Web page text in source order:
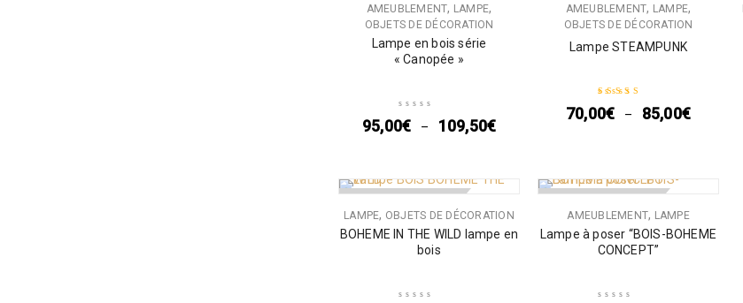
AMEUBLEMENT, LAMPE,
OBJETS DE DÉCORATION
Lampe en bois série
« Canopée »
95,00€ – 109,50€
AMEUBLEMENT, LAMPE,
OBJETS DE DÉCORATION
Lampe STEAMPUNK
Note 5.00 sur 5
70,00€ – 85,00€
LAMPE, OBJETS DE DÉCORATION
BOHEME IN THE WILD lampe en
bois
AMEUBLEMENT, LAMPE
Lampe à poser “BOIS-BOHEME
CONCEPT”